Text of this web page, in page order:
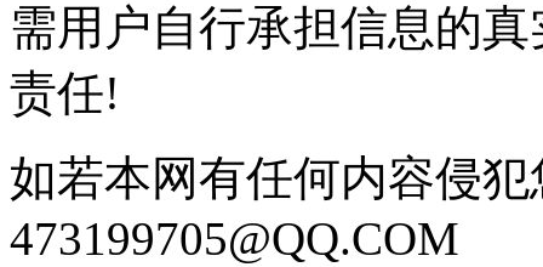
需用户自行承担信息的
责任!
如若本网有任何内容侵
473199705@QQ.COM